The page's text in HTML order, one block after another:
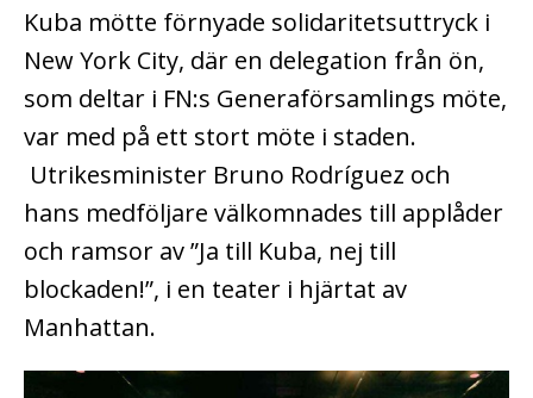
Kuba mötte förnyade solidaritetsuttryck i
New York City, där en delegation från ön,
som deltar i FN:s Generaförsamlings möte,
var med på ett stort möte i staden.
Utrikesminister Bruno Rodríguez och
hans medföljare välkomnades till applåder
och ramsor av ”Ja till Kuba, nej till
blockaden!”, i en teater i hjärtat av
Manhattan.